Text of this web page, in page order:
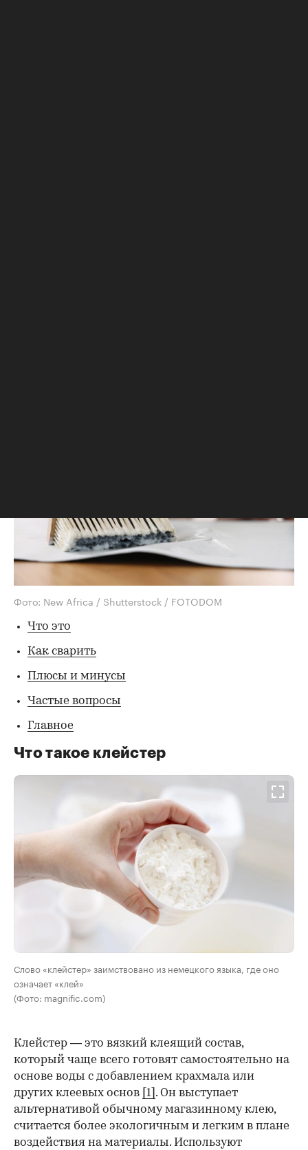
Фото: New Africa / Shutterstock / FOTODOM
Что это
Как сварить
Плюсы и минусы
Частые вопросы
Главное
Что такое клейстер
Слово «клейстер» заимствовано из немецкого языка, где оно
означает «клей»
(Фото: magnific.com)
Клейстер — это вязкий клеящий состав,
который чаще всего готовят самостоятельно на
основе воды с добавлением крахмала или
других клеевых основ [1] . Он выступает
альтернативой обычному магазинному клею,
считается более экологичным и легким в плане
воздействия на материалы. Используют